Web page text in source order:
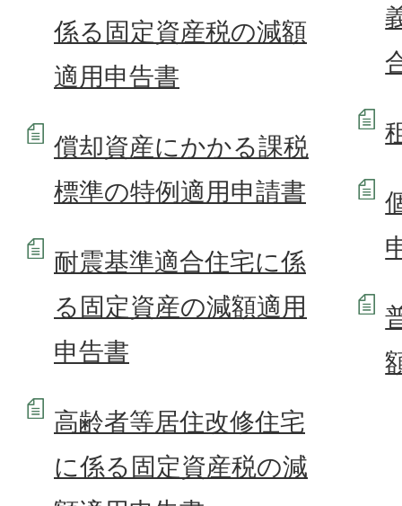
係る固定資産税の減額
適用申告書
償却資産にかかる課税
標準の特例適用申請書
耐震基準適合住宅に係
る固定資産の減額適用
申告書
高齢者等居住改修住宅
に係る固定資産税の減